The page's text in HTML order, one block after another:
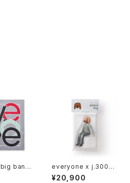
band
everyone x j.30000
peace dog 2026
¥20,900